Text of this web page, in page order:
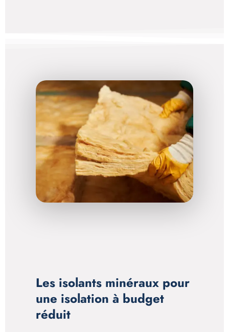
Les isolants minéraux pour
une isolation à budget
réduit